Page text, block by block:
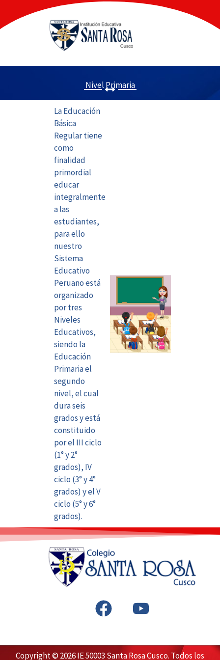
contenido
Nivel Primaria
La Educación
Básica
Regular tiene
como
finalidad
primordial
educar
integralmente
a las
estudiantes,
para ello
nuestro
Sistema
Educativo
Peruano está
organizado
por tres
Niveles
Educativos,
siendo la
Educación
Primaria el
segundo
nivel, el cual
dura seis
grados y está
constituido
por el III ciclo
(1° y 2°
grados), IV
ciclo (3° y 4°
grados) y el V
ciclo (5° y 6°
grados).
F
a
e
Y
o
t
Copyright © 2026 IE 50003 Santa Rosa Cusco. Todos los